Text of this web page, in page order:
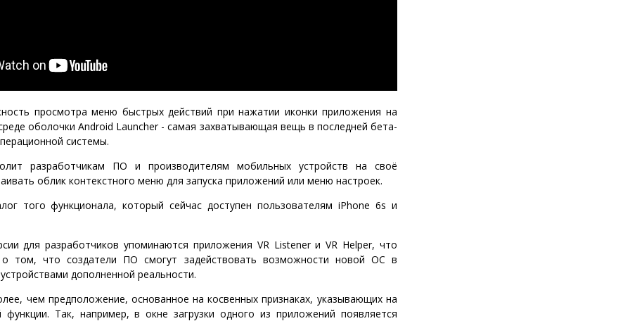
просмотра меню быстрых действий при нажатии иконки приложения на
оболочки Android Launcher - самая захватывающая вещь в последней бета-
системы.
разработчикам ПО и производителям мобильных устройств на своё
облик контекстного меню для запуска приложений или меню настроек.
того функционала, который сейчас доступен пользователям iPhone 6s и
для разработчиков упоминаются приложения VR Listener и VR Helper, что
о том, что создатели ПО смогут задействовать возможности новой ОС в
дополненной реальности.
чем предположение, основанное на косвенных признаках, указывающих на
функции. Так, например, в окне загрузки одного из приложений появляется